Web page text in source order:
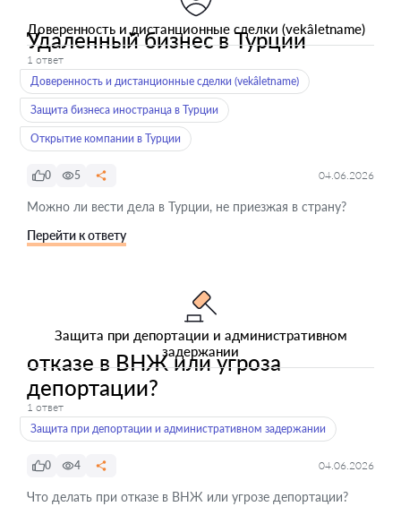
Доверенность и дистанционные сделки (vekâletname)
Удаленный бизнес в Турции
1 ответ
Доверенность и дистанционные сделки (vekâletname)
Защита бизнеса иностранца в Турции
Открытие компании в Турции
0 5 04.06.2026
Можно ли вести дела в Турции, не приезжая в страну?
Перейти к ответу
Защита при депортации и административном
задержании
отказе в ВНЖ или угроза
депортации?
1 ответ
Защита при депортации и административном задержании
0 4 04.06.2026
Что делать при отказе в ВНЖ или угрозе депортации?